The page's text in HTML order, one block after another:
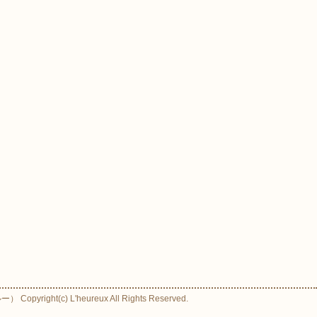
） Copyright(c) L'heureux All Rights Reserved.